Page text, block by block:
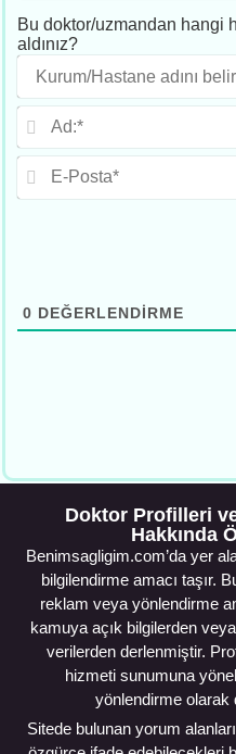
Bu doktor/uzmandan hangi
aldınız?
0 DEĞERLENDIRME
Doktor Profilleri
Hakkında
Benimsagligim.com’da yer
bilgilendirme amacı taşır.
reklam veya yönlendirme
kamuya açık bilgilerden
verilerden derlenmiştir.
hizmeti sunumuna
yönlendirme olarak
Sitede bulunan yorum